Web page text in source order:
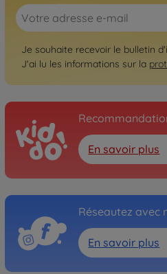
Je souhaite recevoir le bulletin
J'ai lu les informations sur la
En savoir plus
Réseautez avec
En savoir plus